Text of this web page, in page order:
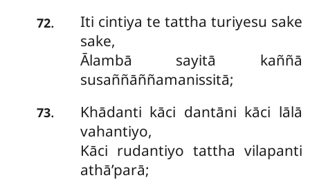
72.
Iti cintiya te tattha turiyesu sake
sake,
Ālambā sayitā kaññā
susaññāññamanissitā;
73.
Khādanti kāci dantāni kāci lālā
vahantiyo,
Kāci rudantiyo tattha vilapanti
athā’parā;